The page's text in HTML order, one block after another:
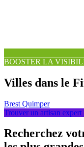
BOOSTER LA
Villes dans le
Brest Quimper
Trouver un artisan expert
Recherchez